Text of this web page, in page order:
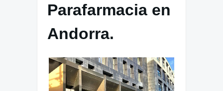
Parafarmacia en
Andorra.
Reproductor
de
vídeo